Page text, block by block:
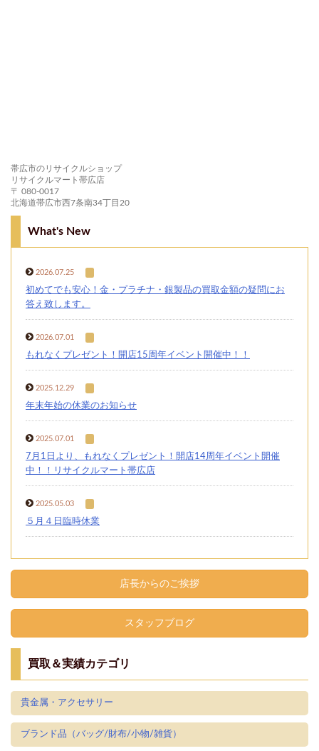
帯広市のリサイクルショップ
リサイクルマート帯広店
〒 080-0017
北海道帯広市西7条南34丁目20
What's New
2026.07.25
初めてでも安心！金・プラチナ・銀製品の買取金額の疑問にお
答え致します。
2026.07.01
もれなくプレゼント！開店15周年イベント開催中！！
2025.12.29
年末年始の休業のお知らせ
2025.07.01
7月1日より、もれなくプレゼント！開店14周年イベント開催
中！！リサイクルマート帯広店
2025.05.03
５月４日臨時休業
店長からのご挨拶
スタッフブログ
買取＆実績カテゴリ
貴金属・アクセサリー
ブランド品（バッグ/財布/小物/雑貨）